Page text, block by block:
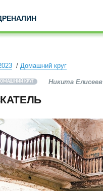
Домашний круг
КРУГ Никита Елисеев